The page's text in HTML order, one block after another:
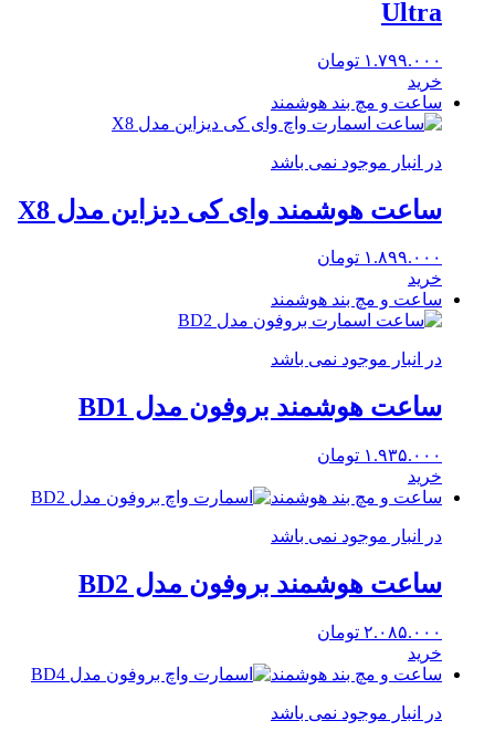
Ultra
۱.۷۹۹.۰۰۰ تومان
خرید
ساعت و مچ بند هوشمند
در انبار موجود نمی باشد
ساعت هوشمند وای کی دیزاین مدل X8
۱.۸۹۹.۰۰۰ تومان
خرید
ساعت و مچ بند هوشمند
در انبار موجود نمی باشد
ساعت هوشمند بروفون مدل BD1
۱.۹۳۵.۰۰۰ تومان
خرید
ساعت و مچ بند هوشمند
در انبار موجود نمی باشد
ساعت هوشمند بروفون مدل BD2
۲.۰۸۵.۰۰۰ تومان
خرید
ساعت و مچ بند هوشمند
در انبار موجود نمی باشد